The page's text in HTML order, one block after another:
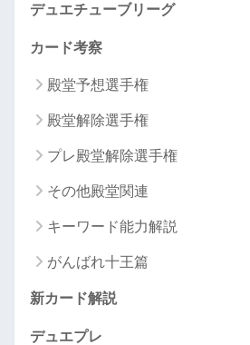
デュエチューブリーグ
カード考察
殿堂予想選手権
殿堂解除選手権
プレ殿堂解除選手権
その他殿堂関連
キーワード能力解説
がんばれ十王篇
新カード解説
デュエプレ